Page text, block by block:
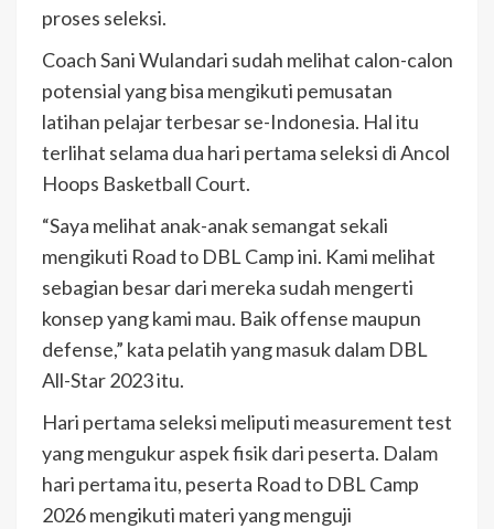
proses seleksi.
Coach Sani Wulandari sudah melihat calon-calon
potensial yang bisa mengikuti pemusatan
latihan pelajar terbesar se-Indonesia. Hal itu
terlihat selama dua hari pertama seleksi di Ancol
Hoops Basketball Court.
“Saya melihat anak-anak semangat sekali
mengikuti Road to DBL Camp ini. Kami melihat
sebagian besar dari mereka sudah mengerti
konsep yang kami mau. Baik offense maupun
defense,” kata pelatih yang masuk dalam DBL
All-Star 2023 itu.
Hari pertama seleksi meliputi measurement test
yang mengukur aspek fisik dari peserta. Dalam
hari pertama itu, peserta Road to DBL Camp
2026 mengikuti materi yang menguji